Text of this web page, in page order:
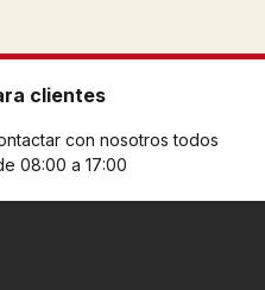
clientes
con nosotros todos
08:00 a 17:00